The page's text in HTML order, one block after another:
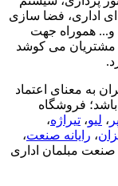
اداری، فضا سازی
و... هموراه جهت
می کوشد
به معنای اعتماد
فروشگاه
، لیو، تیراژه،
، رایانه صنعت،
مبلمان اداری